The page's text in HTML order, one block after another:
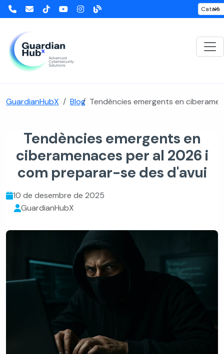
GuardianHubX Blog Tendències emergents en
Tendències emergents en
ciberamenaces per al 2026 i
com preparar-se des d'avui
10 de desembre de 2025
GuardianHubX